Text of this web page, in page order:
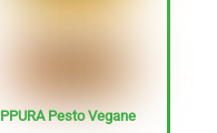
PPURA Pesto Vegane